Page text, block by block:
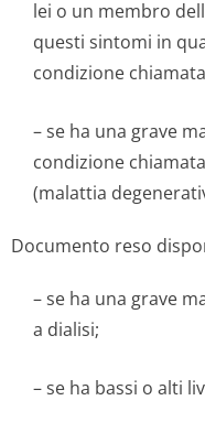
lei o un membro
questi sintomi in
condizione
– se ha una grave
condizione
(malattia
Documento reso
– se ha una grave
a dialisi;
– se ha bassi o alti